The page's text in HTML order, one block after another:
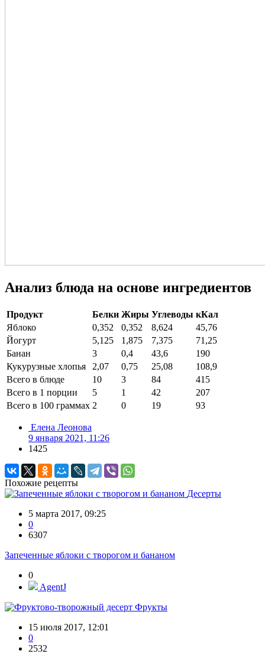
Анализ блюда на основе ингредиентов
Продукт Белки Жиры Углеводы кКал
Яблоко
0,352 0,352 8,624
45,76
Йогурт
5,125 1,875 7,375
71,25
Банан
3 0,4 43,6
190
Кукурузные хлопья
2,07 0,75 25,08
108,9
Всего в блюде
10 3 84
415
Всего в 1 порции
5 1 42
207
Всего в 100 граммах 2 0 19 93
Елена Леонова
9 января 2021, 11:26
1425
Похожие рецепты
Десерты
5 марта 2017, 09:25
0
6307
Запеченные яблоки с творогом и бананом
0
AgentJ
Фрукты
15 июля 2017, 12:01
0
2532